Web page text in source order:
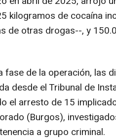
kilogramos de cocaína
de otras drogas--, y
fase de la operación, las
desde el Tribunal de
el arresto de 15
(Burgos),
a grupo criminal.